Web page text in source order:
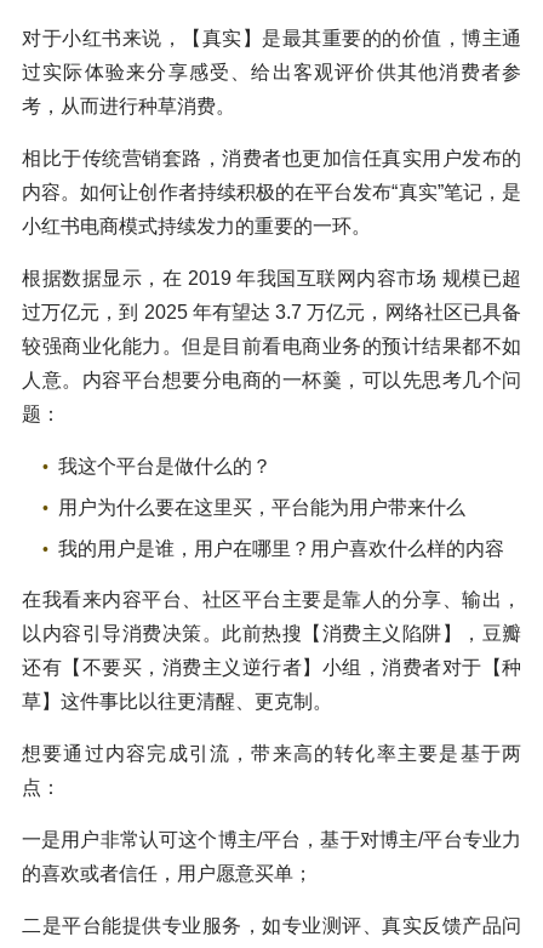
对于小红书来说，【真实】是最其重要的的价值，博主通
过实际体验来分享感受、给出客观评价供其他消费者参
考，从而进行种草消费。
相比于传统营销套路，消费者也更加信任真实用户发布的
内容。如何让创作者持续积极的在平台发布“真实”笔记，是
小红书电商模式持续发力的重要的一环。
根据数据显示，在 2019 年我国互联网内容市场 规模已超
过万亿元，到 2025 年有望达 3.7 万亿元，网络社区已具备
较强商业化能力。但是目前看电商业务的预计结果都不如
人意。内容平台想要分电商的一杯羹，可以先思考几个问
题：
我这个平台是做什么的？
用户为什么要在这里买，平台能为用户带来什么
我的用户是谁，用户在哪里？用户喜欢什么样的内容
在我看来内容平台、社区平台主要是靠人的分享、输出，
以内容引导消费决策。此前热搜【消费主义陷阱】，豆瓣
还有【不要买，消费主义逆行者】小组，消费者对于【种
草】这件事比以往更清醒、更克制。
想要通过内容完成引流，带来高的转化率主要是基于两
点：
一是用户非常认可这个博主/平台，基于对博主/平台专业力
的喜欢或者信任，用户愿意买单；
二是平台能提供专业服务，如专业测评、真实反馈产品问